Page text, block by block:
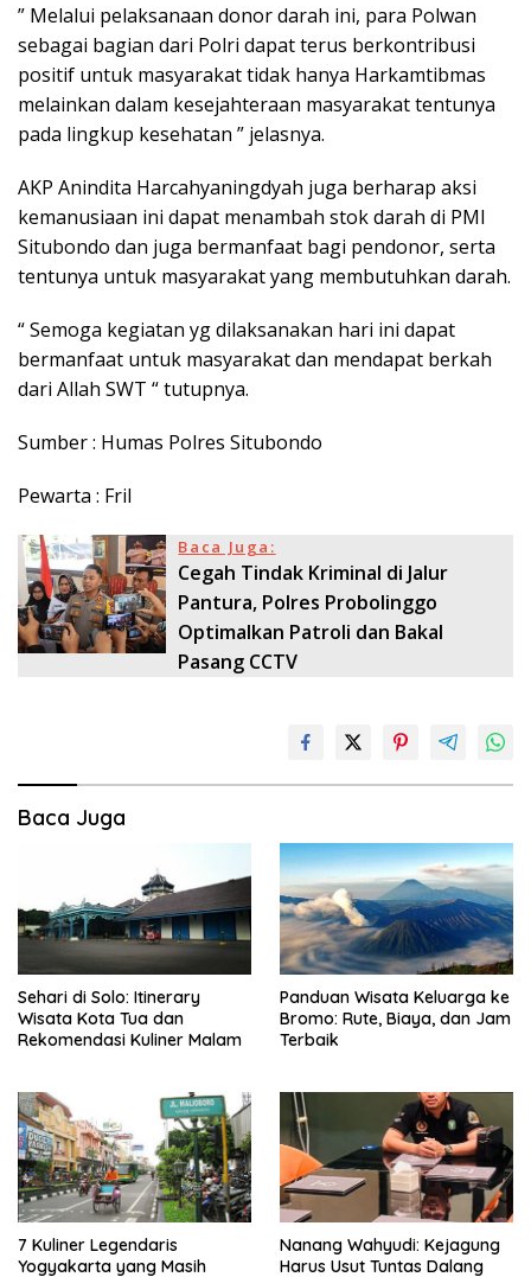
” Melalui pelaksanaan donor darah ini, para Polwan
sebagai bagian dari Polri dapat terus berkontribusi
positif untuk masyarakat tidak hanya Harkamtibmas
melainkan dalam kesejahteraan masyarakat tentunya
pada lingkup kesehatan ” jelasnya.
AKP Anindita Harcahyaningdyah juga berharap aksi
kemanusiaan ini dapat menambah stok darah di PMI
Situbondo dan juga bermanfaat bagi pendonor, serta
tentunya untuk masyarakat yang membutuhkan darah.
“ Semoga kegiatan yg dilaksanakan hari ini dapat
bermanfaat untuk masyarakat dan mendapat berkah
dari Allah SWT “ tutupnya.
Sumber : Humas Polres Situbondo
Pewarta : Fril
Baca Juga:
Cegah Tindak Kriminal di Jalur
Pantura, Polres Probolinggo
Optimalkan Patroli dan Bakal
Pasang CCTV
Baca Juga
Sehari di Solo: Itinerary
Wisata Kota Tua dan
Rekomendasi Kuliner Malam
Panduan Wisata Keluarga ke
Bromo: Rute, Biaya, dan Jam
Terbaik
7 Kuliner Legendaris
Yogyakarta yang Masih
Nanang Wahyudi: Kejagung
Harus Usut Tuntas Dalang